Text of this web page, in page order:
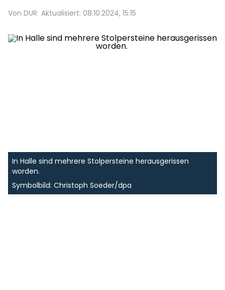
Von DUR Aktualisiert: 08.10.2024, 15:15
In Halle sind mehrere Stolpersteine herausgerissen
worden.
Symbolbild: Christoph Soeder/dpa